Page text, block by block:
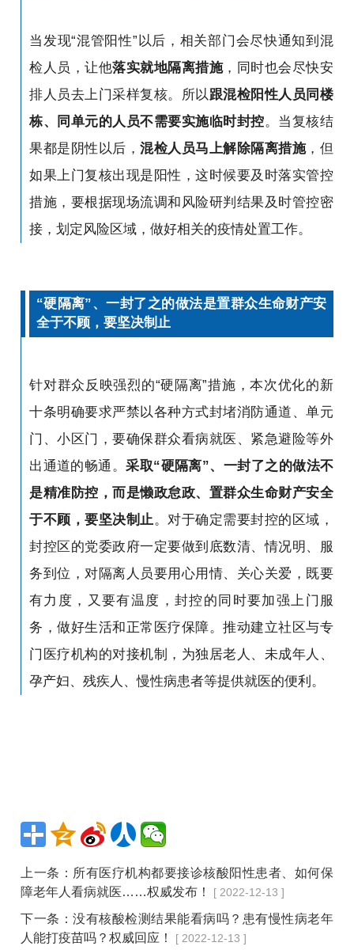
当发现“混管阳性”以后，相关部门会尽快通知到混
检人员，让他落实就地隔离措施，同时也会尽快安
排人员去上门采样复核。所以跟混检阳性人员同楼
栋、同单元的人员不需要实施临时封控。当复核结
果都是阴性以后，混检人员马上解除隔离措施，但
如果上门复核出现是阳性，这时候要及时落实管控
措施，要根据现场流调和风险研判结果及时管控密
接，划定风险区域，做好相关的疫情处置工作。
“硬隔离”、一封了之的做法是置群众生命财产安
全于不顾，要坚决制止
针对群众反映强烈的“硬隔离”措施，本次优化的新
十条明确要求严禁以各种方式封堵消防通道、单元
门、小区门，要确保群众看病就医、紧急避险等外
出通道的畅通。采取“硬隔离”、一封了之的做法不
是精准防控，而是懒政怠政、置群众生命财产安全
于不顾，要坚决制止 。对于确定需要封控的区域，
封控区的党委政府一定要做到底数清、情况明、服
务到位，对隔离人员要用心用情、关心关爱，既要
有力度，又要有温度，封控的同时要加强上门服
务，做好生活和正常医疗保障。推动建立社区与专
门医疗机构的对接机制，为独居老人、未成年人、
孕产妇、残疾人、慢性病患者等提供就医的便利。
上一条： 所有医疗机构都要接诊核酸阳性患者、如何保
障老年人看病就医……权威发布！
[ 2022-12-13 ]
下一条：没有核酸检测结果能看病吗？患有慢性病老年
人能打疫苗吗？权威回应！
[ 2022-12-13 ]